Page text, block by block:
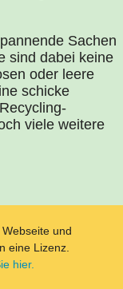
Sachen
sind dabei keine
oder leere
schicke
viele weitere
und
eine Lizenz.
hier.